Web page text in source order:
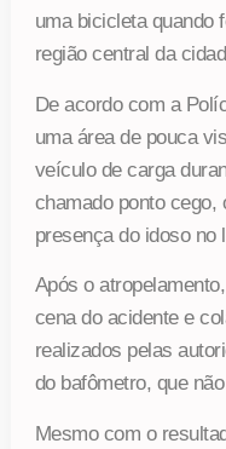
uma bicicleta quando
região central da
De acordo com a
uma área de pouca
veículo de carga
chamado ponto cego,
presença do idoso no
Após o
cena do acidente e
realizados pelas
do bafômetro, que
Mesmo com o